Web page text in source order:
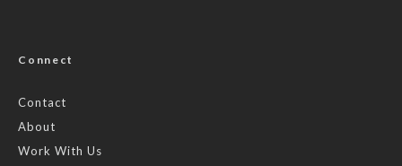
Connect
Contact
About
Work With Us